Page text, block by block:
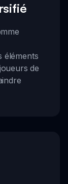
éléments
de